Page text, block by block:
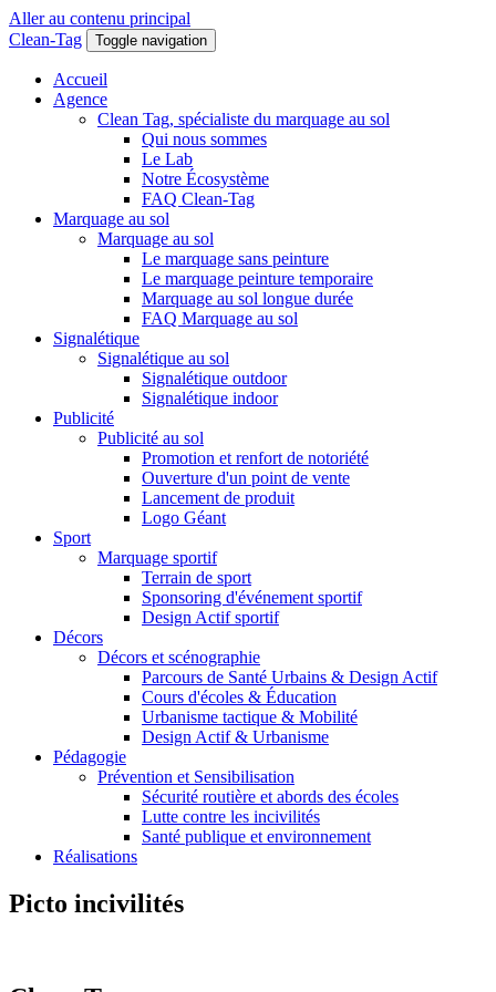
Aller au contenu principal
Clean-Tag
Toggle navigation
Accueil
Agence
Clean Tag, spécialiste du marquage au sol
Qui nous sommes
Le Lab
Notre Écosystème
FAQ Clean-Tag
Marquage au sol
Marquage au sol
Le marquage sans peinture
Le marquage peinture temporaire
Marquage au sol longue durée
FAQ Marquage au sol
Signalétique
Signalétique au sol
Signalétique outdoor
Signalétique indoor
Publicité
Publicité au sol
Promotion et renfort de notoriété
Ouverture d'un point de vente
Lancement de produit
Logo Géant
Sport
Marquage sportif
Terrain de sport
Sponsoring d'événement sportif
Design Actif sportif
Décors
Décors et scénographie
Parcours de Santé Urbains & Design Actif
Cours d'écoles & Éducation
Urbanisme tactique & Mobilité
Design Actif & Urbanisme
Pédagogie
Prévention et Sensibilisation
Sécurité routière et abords des écoles
Lutte contre les incivilités
Santé publique et environnement
Réalisations
Picto incivilités